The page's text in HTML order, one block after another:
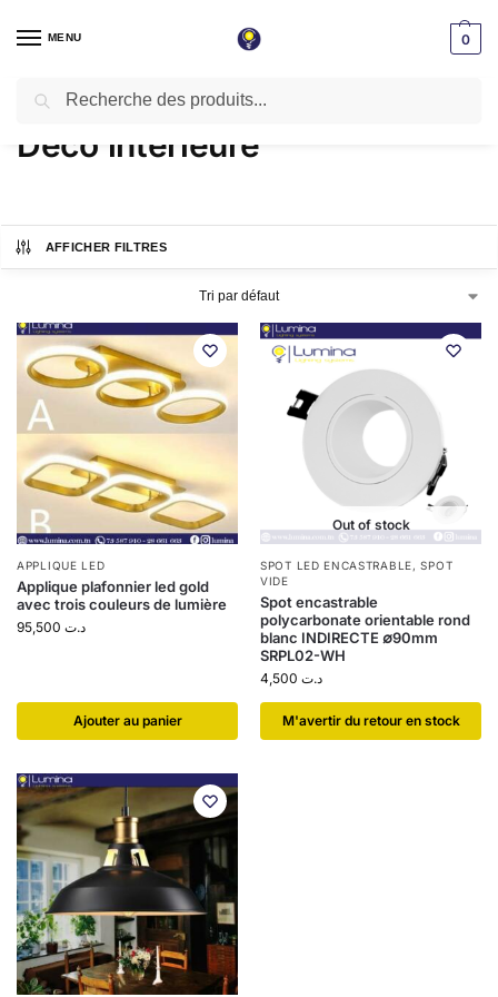
MENU 0
Accueil / Produits identifiés “Déco intérieure”
Déco intérieure
AFFICHER FILTRES
APPLIQUE LED
Applique plafonnier led gold
avec trois couleurs de lumière
د.ت
Ajouter au panier
Out of stock
SPOT LED ENCASTRABLE,SPOT
VIDE
Spot encastrable
polycarbonate orientable rond
blanc INDIRECTE ∅90mm
SRPL02-WH
د.ت
​M'avertir du retour en stock